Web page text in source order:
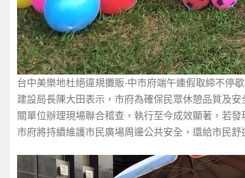
台中美樂地杜絕違規攤販-中市府端午連假取締不停歇
建設局長陳大田表示，市府為確保民眾休憩品質及
關單位辦理現場聯合稽查，執行至今成效顯著，若
市府將持續維護市民廣場周邊公共安全，還給市民舒